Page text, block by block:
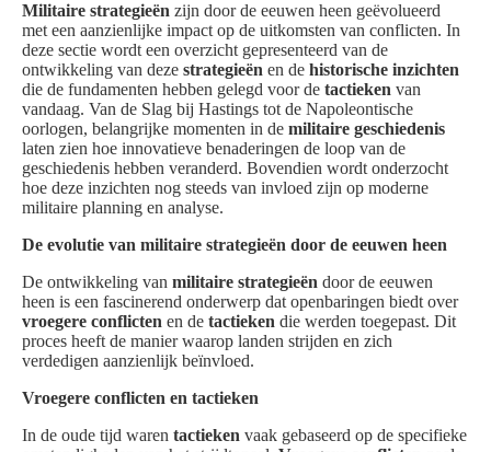
Militaire strategieën zijn door de eeuwen heen geëvolueerd
met een aanzienlijke impact op de uitkomsten van conflicten. In
deze sectie wordt een overzicht gepresenteerd van de
ontwikkeling van deze strategieën en de historische inzichten
die de fundamenten hebben gelegd voor de tactieken van
vandaag. Van de Slag bij Hastings tot de Napoleontische
oorlogen, belangrijke momenten in de militaire geschiedenis
laten zien hoe innovatieve benaderingen de loop van de
geschiedenis hebben veranderd. Bovendien wordt onderzocht
hoe deze inzichten nog steeds van invloed zijn op moderne
militaire planning en analyse.
De evolutie van militaire strategieën door de eeuwen heen
De ontwikkeling van militaire strategieën door de eeuwen
heen is een fascinerend onderwerp dat openbaringen biedt over
vroegere conflicten en de tactieken die werden toegepast. Dit
proces heeft de manier waarop landen strijden en zich
verdedigen aanzienlijk beïnvloed.
Vroegere conflicten en tactieken
In de oude tijd waren tactieken vaak gebaseerd op de specifieke